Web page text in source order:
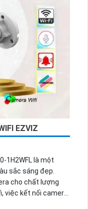
còn được trang bị
Cube, giúp thu
Ra không chỉ
ưu điểm đáng quan
công nghệ hồng
ảnh qua mạng.
và bảo vệ nhà
EZVIZ
1H2WFL là một
sắc sáng đẹp.
cho chất lượng
việc kết nối camera